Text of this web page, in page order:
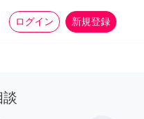
ログイン 新規登録
家事 more_horiz
談